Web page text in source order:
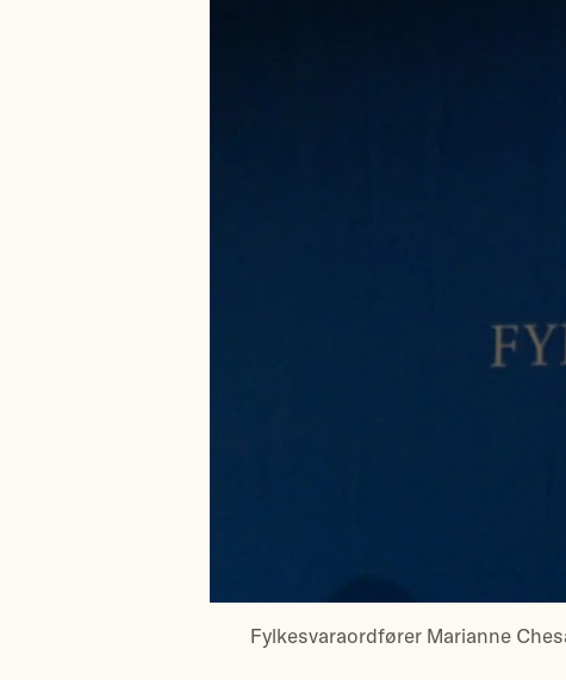
Fylkesvaraordfører Marianne